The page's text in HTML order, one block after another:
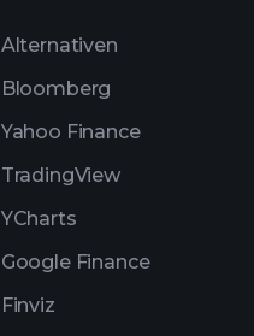
Alternativen
Bloomberg
Yahoo Finance
TradingView
YCharts
Google Finance
Finviz